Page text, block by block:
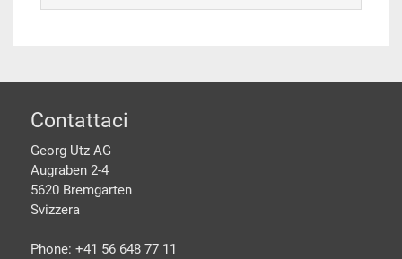
piè di pagine
Contattaci
Georg Utz AG
Augraben 2-4
5620 Bremgarten
Svizzera
Phone: +41 56 648 77 11